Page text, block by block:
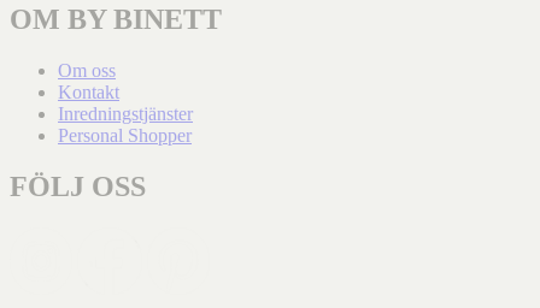
OM BY BINETT
Om oss
Kontakt
Inredningstjänster
Personal Shopper
FÖLJ OSS